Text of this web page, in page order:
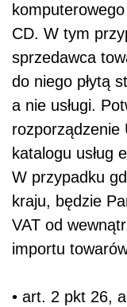
CD. W tym
sprzedawca
do niego płytą
a nie usługi.
rozporządzenie
katalogu usług
W przypadku
kraju, będzie
VAT od
importu
• art. 2 pkt 26,